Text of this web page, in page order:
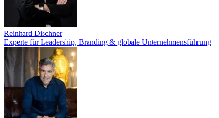
Reinhard Dischner
Experte für Leadership, Branding & globale Unternehmensführung